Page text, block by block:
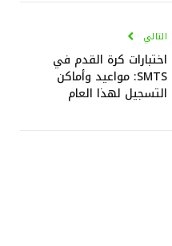
التالي
اختبارات كرة القدم في
SMTS: مواعيد وأماكن
التسجيل لهذا العام